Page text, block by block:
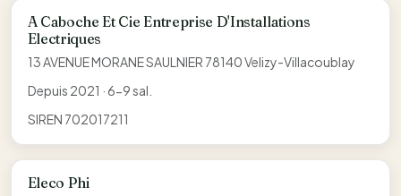
A Caboche Et Cie Entreprise D'Installations
Electriques
13 AVENUE MORANE SAULNIER 78140 Velizy-Villacoublay
Depuis 2021 · 6-9 sal.
SIREN 702017211
Eleco Phi